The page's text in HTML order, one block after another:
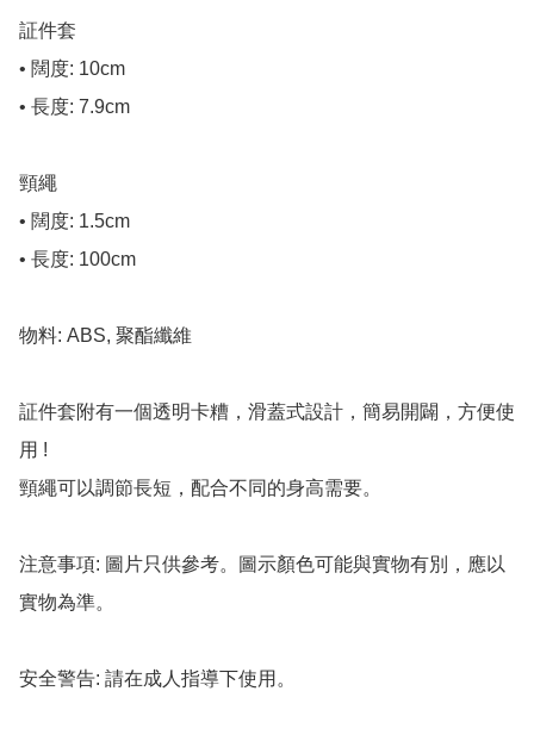
証件套
• 闊度: 10cm
• 長度: 7.9cm
頸繩
• 闊度: 1.5cm
• 長度: 100cm
物料: ABS, 聚酯纖維
証件套附有一個透明卡糟，滑蓋式設計，簡易開闢，方便使
用 !
頸繩可以調節長短，配合不同的身高需要。
注意事項: 圖片只供參考。圖示顏色可能與實物有別，應以
實物為準。
安全警告: 請在成人指導下使用。